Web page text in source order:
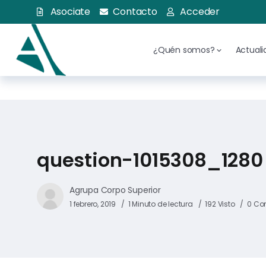
Asociate Contacto Acceder
¿Quén somos?
question-1015308_1280
Agrupa Corpo Superior
1 febrero, 2019 1 Minuto de lectura 192 Visto 0